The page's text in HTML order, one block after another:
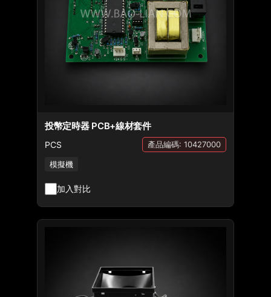
投幣定時器 PCB+線材套件
PCS 產品編碼: 10427000
模擬機
加入對比